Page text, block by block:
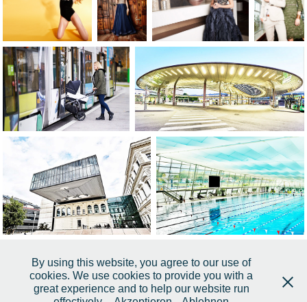
↑ Back to Top
By using this website, you agree to our use of
cookies. We use cookies to provide you with a
great experience and to help our website run